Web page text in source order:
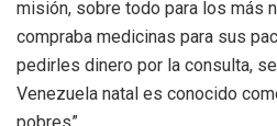
misión, sobre todo para los más
compraba medicinas para sus
pedirles dinero por la consulta,
Venezuela natal es conocido